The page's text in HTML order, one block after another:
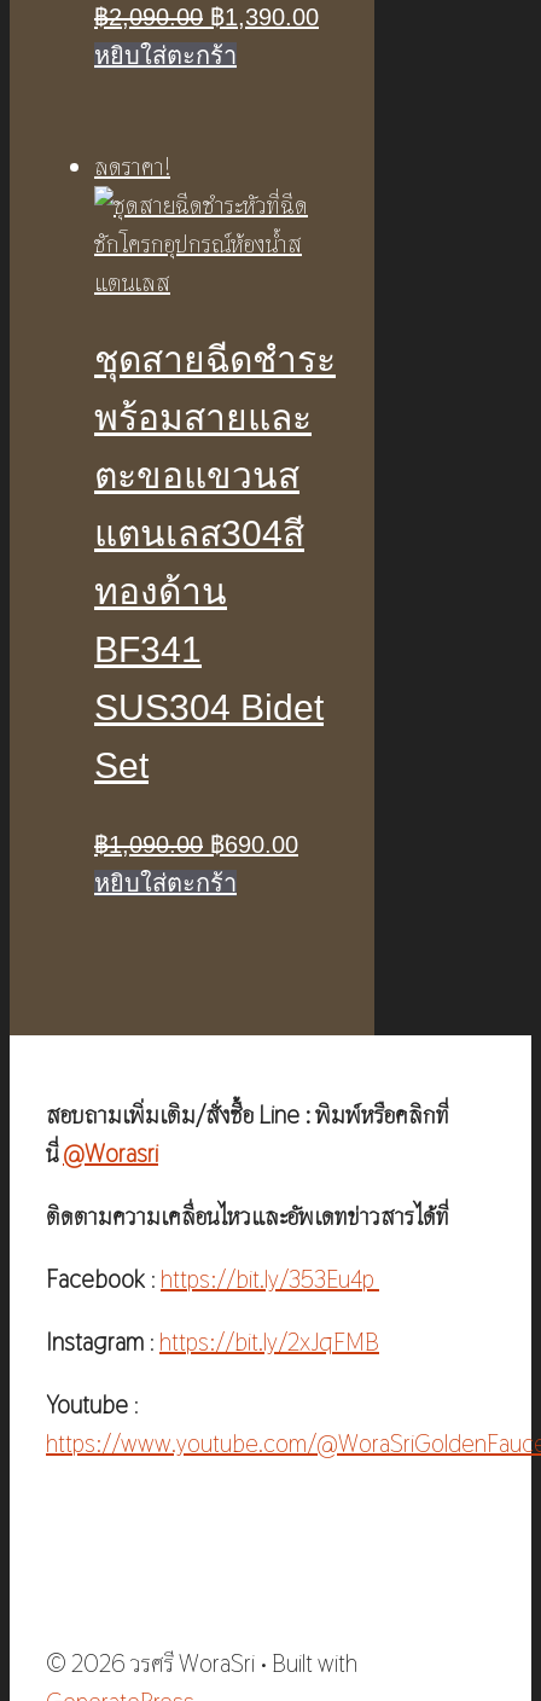
฿2,090.00 Original
price
฿1,390.00Current
หยิบใส่ตะกร้า
ลดราคา!
ชุดสายฉีดชำระ
พร้อมสายและ
ตะขอแขวนส
แตนเลส304สี
ทองด้าน
BF341
SUS304 Bidet
Set
฿1,090.00 Original
price
฿690.00Current
หยิบใส่ตะกร้า
สอบถามเพิ่มเติม/สั่งซื้อ Line : พิมพ์หรือคลิกที่
นี่@Worasri
ติดตามความเคลื่อนไหวและอัพเดทข่าวสารได้ที่
Facebook : https://bit.ly/353Eu4p
Instagram : https://bit.ly/2xJqFMB
Youtube :
https://www.youtube.com/
© 2026 วรศรี WoraSri • Built with